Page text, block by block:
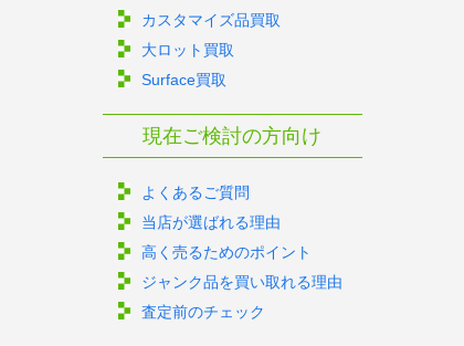
カスタマイズ品買取
大ロット買取
Surface買取
現在ご検討の方向け
よくあるご質問
当店が選ばれる理由
高く売るためのポイント
ジャンク品を買い取れる理由
査定前のチェック